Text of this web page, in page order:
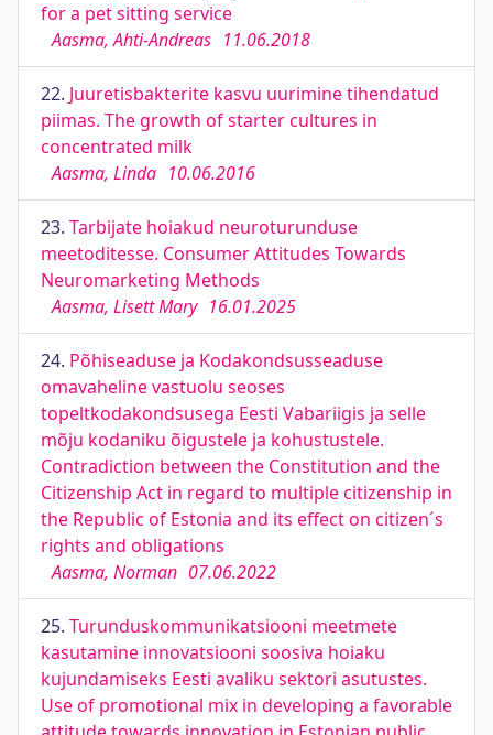
for a pet sitting service
Aasma, Ahti-Andreas 11.06.2018
22. Juuretisbakterite kasvu uurimine tihendatud
piimas. The growth of starter cultures in
concentrated milk
Aasma, Linda 10.06.2016
23. Tarbijate hoiakud neuroturunduse
meetoditesse. Consumer Attitudes Towards
Neuromarketing Methods
Aasma, Lisett Mary 16.01.2025
24. Põhiseaduse ja Kodakondsusseaduse
omavaheline vastuolu seoses
topeltkodakondsusega Eesti Vabariigis ja selle
mõju kodaniku õigustele ja kohustustele.
Contradiction between the Constitution and the
Citizenship Act in regard to multiple citizenship in
the Republic of Estonia and its effect on citizen´s
rights and obligations
Aasma, Norman 07.06.2022
25. Turunduskommunikatsiooni meetmete
kasutamine innovatsiooni soosiva hoiaku
kujundamiseks Eesti avaliku sektori asutustes.
Use of promotional mix in developing a favorable